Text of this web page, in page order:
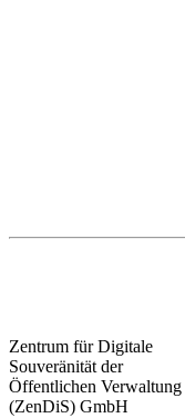
Zentrum für Digitale
Souveränität der
Öffentlichen Verwaltung
(ZenDiS) GmbH